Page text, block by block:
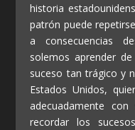
historia
patrón puede
a consecuencias
solemos aprender
suceso tan trágico y
Estados Unidos,
adecuadamente
recordar los